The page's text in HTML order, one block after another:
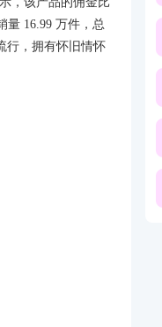
量 16.99 万件，总
行，拥有怀旧情怀